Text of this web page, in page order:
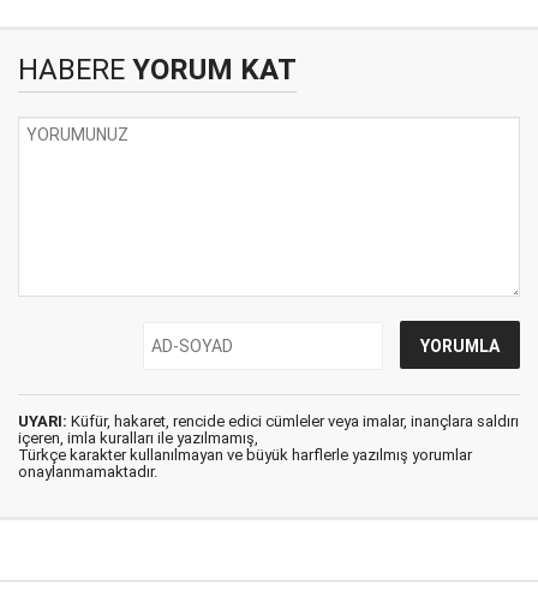
HABERE YORUM KAT
UYARI: Küfür, hakaret, rencide edici cümleler veya imalar, inançlara saldırı
içeren, imla kuralları ile yazılmamış,
Türkçe karakter kullanılmayan ve büyük harflerle yazılmış yorumlar
onaylanmamaktadır.